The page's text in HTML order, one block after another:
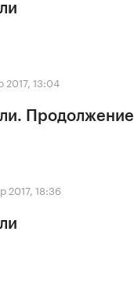
2017, 13:04
Продолжение
2017, 18:36